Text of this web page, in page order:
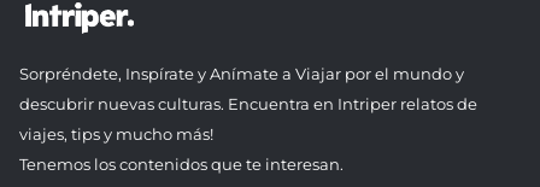
Sorpréndete, Inspírate y Anímate a Viajar por el mundo y
descubrir nuevas culturas. Encuentra en Intriper relatos de
viajes, tips y mucho más!
Tenemos los contenidos que te interesan.